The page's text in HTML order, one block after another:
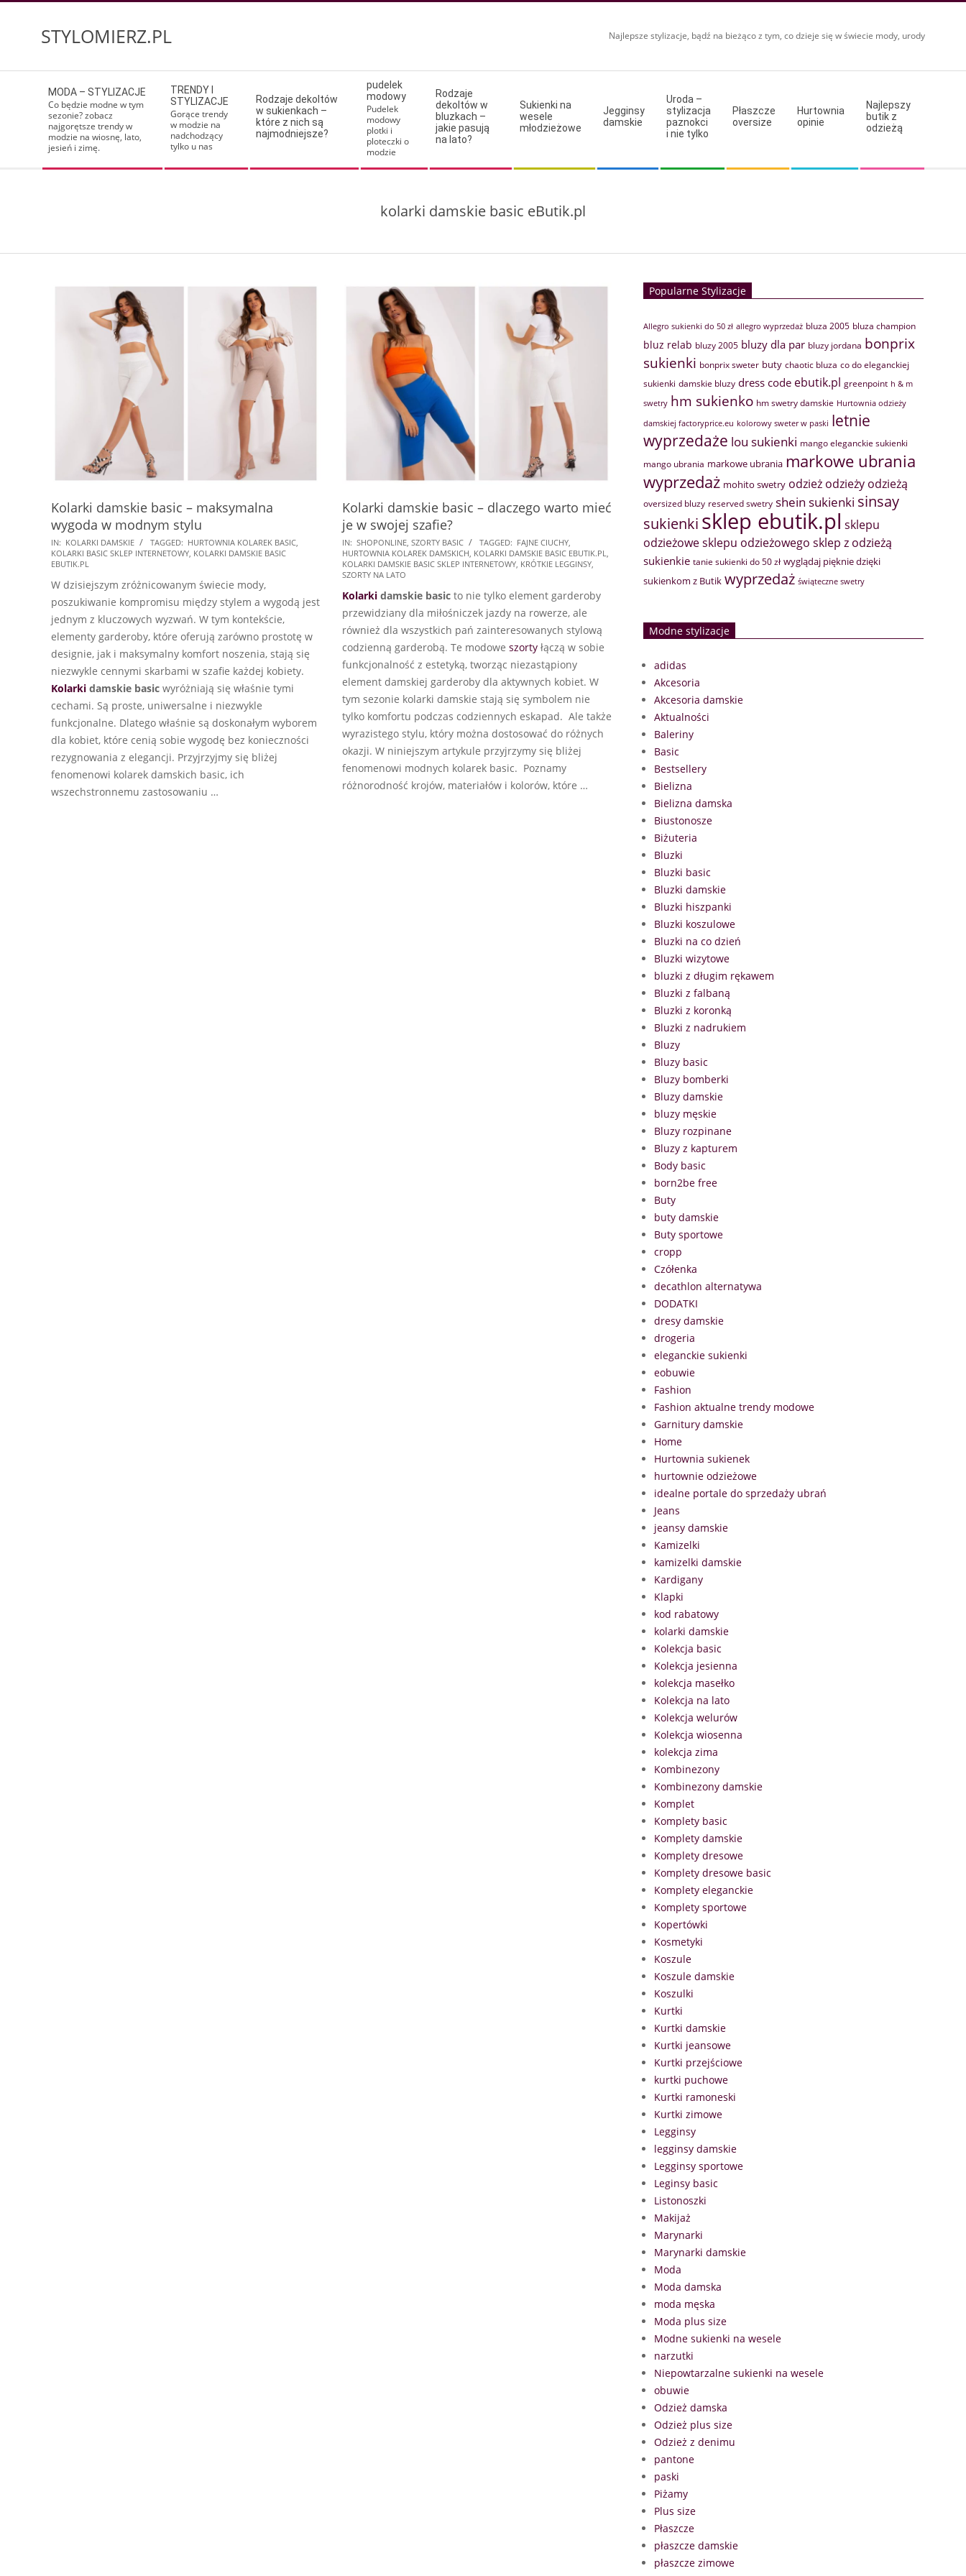
STYLOMIERZ.PL Najlepsze stylizacje, bądź na bieżąco z tym, co dzieje się w świecie mody, urody
Navigation
Menu
MODA – STYLIZACJE
Co będzie modne w tym
sezonie? zobacz
najgorętsze trendy w
modzie na wiosnę, lato,
jesień i zimę.
TRENDY I
STYLIZACJE
Gorące trendy
w modzie na
nadchodzący
tylko u nas
Rodzaje dekoltów
w sukienkach –
które z nich są
najmodniejsze?
pudelek
modowy
Pudelek
modowy
plotki i
ploteczki o
modzie
Rodzaje
dekoltów w
bluzkach –
jakie pasują
na lato?
Sukienki na
wesele
młodzieżowe
Jegginsy
damskie
Uroda –
stylizacja
paznokci
i nie tylko
Płaszcze
oversize
Hurtownia
opinie
Najlepszy
butik z
odzieżą
kolarki damskie basic eButik.pl
Kolarki damskie basic – maksymalna
wygoda w modnym stylu
2025-
08-
IN: KOLARKI DAMSKIE TAGGED: HURTOWNIA KOLAREK BASIC,
KOLARKI BASIC SKLEP INTERNETOWY, KOLARKI DAMSKIE BASIC
EBUTIK.PL
W dzisiejszym zróżnicowanym świecie mody,
poszukiwanie kompromisu między stylem a wygodą jest
jednym z kluczowych wyzwań. W tym kontekście,
elementy garderoby, które oferują zarówno prostotę w
designie, jak i maksymalny komfort noszenia, stają się
niezwykle cennymi skarbami w szafie każdej kobiety.
Kolarki damskie basic wyróżniają się właśnie tymi
cechami. Są proste, uniwersalne i niezwykle
funkcjonalne. Dlatego właśnie są doskonałym wyborem
dla kobiet, które cenią sobie wygodę bez konieczności
rezygnowania z elegancji. Przyjrzyjmy się bliżej
fenomenowi kolarek damskich basic, ich
wszechstronnemu zastosowaniu …
Kolarki damskie basic – dlaczego warto mieć
je w swojej szafie?
2025-
01-
31
IN: SHOPONLINE, SZORTY BASIC TAGGED: FAJNE CIUCHY,
HURTOWNIA KOLAREK DAMSKICH, KOLARKI DAMSKIE BASIC EBUTIK.PL,
KOLARKI DAMSKIE BASIC SKLEP INTERNETOWY, KRÓTKIE LEGGINSY,
SZORTY NA LATO
Kolarki damskie basic to nie tylko element garderoby
przewidziany dla miłośniczek jazdy na rowerze, ale
również dla wszystkich pań zainteresowanych stylową
codzienną garderobą. Te modowe szorty łączą w sobie
funkcjonalność z estetyką, tworząc niezastąpiony
element damskiej garderoby dla aktywnych kobiet. W
tym sezonie kolarki damskie stają się symbolem nie
tylko komfortu podczas codziennych eskapad. Ale także
wyrazistego stylu, który można dostosować do różnych
okazji. W niniejszym artykule przyjrzymy się bliżej
fenomenowi modnych kolarek basic. Poznamy
różnorodność krojów, materiałów i kolorów, które …
Popularne Stylizacje
Allegro sukienki do 50 zł allegro wyprzedaż bluza 2005 bluza champion
bluz relab bluzy 2005 bluzy dla par bluzy jordana bonprix
sukienki bonprix sweter buty chaotic bluza co do eleganckiej
sukienki damskie bluzy dress code ebutik.pl greenpoint h & m
swetry hm sukienko hm swetry damskie Hurtownia odzieży
damskiej factoryprice.eu kolorowy sweter w paski letnie
wyprzedaże lou sukienki mango eleganckie sukienki
mango ubrania markowe ubrania markowe ubrania
wyprzedaż mohito swetry odzież odzieży odzieżą
oversized bluzy reserved swetry shein sukienki sinsay
sukienki sklep ebutik.pl sklepu
odzieżowesklepu odzieżowego sklep z odzieżą
sukienkie tanie sukienki do 50 zł wyglądaj pięknie dzięki
sukienkom z Butik wyprzedaż świąteczne swetry
Modne stylizacje
adidas
Akcesoria
Akcesoria damskie
Aktualności
Baleriny
Basic
Bestsellery
Bielizna
Bielizna damska
Biustonosze
Biżuteria
Bluzki
Bluzki basic
Bluzki damskie
Bluzki hiszpanki
Bluzki koszulowe
Bluzki na co dzień
Bluzki wizytowe
bluzki z długim rękawem
Bluzki z falbaną
Bluzki z koronką
Bluzki z nadrukiem
Bluzy
Bluzy basic
Bluzy bomberki
Bluzy damskie
bluzy męskie
Bluzy rozpinane
Bluzy z kapturem
Body basic
born2be free
Buty
buty damskie
Buty sportowe
cropp
Czółenka
decathlon alternatywa
DODATKI
dresy damskie
drogeria
eleganckie sukienki
eobuwie
Fashion
Fashion aktualne trendy modowe
Garnitury damskie
Home
Hurtownia sukienek
hurtownie odzieżowe
idealne portale do sprzedaży ubrań
Jeans
jeansy damskie
Kamizelki
kamizelki damskie
Kardigany
Klapki
kod rabatowy
kolarki damskie
Kolekcja basic
Kolekcja jesienna
kolekcja masełko
Kolekcja na lato
Kolekcja welurów
Kolekcja wiosenna
kolekcja zima
Kombinezony
Kombinezony damskie
Komplet
Komplety basic
Komplety damskie
Komplety dresowe
Komplety dresowe basic
Komplety eleganckie
Komplety sportowe
Kopertówki
Kosmetyki
Koszule
Koszule damskie
Koszulki
Kurtki
Kurtki damskie
Kurtki jeansowe
Kurtki przejściowe
kurtki puchowe
Kurtki ramoneski
Kurtki zimowe
Legginsy
legginsy damskie
Legginsy sportowe
Leginsy basic
Listonoszki
Makijaż
Marynarki
Marynarki damskie
Moda
Moda damska
moda męska
Moda plus size
Modne sukienki na wesele
narzutki
Niepowtarzalne sukienki na wesele
obuwie
Odzież damska
Odzież plus size
Odzież z denimu
pantone
paski
Piżamy
Plus size
Płaszcze
płaszcze damskie
płaszcze zimowe